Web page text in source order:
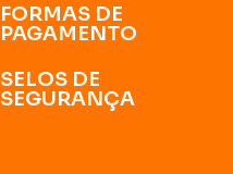
FORMAS DE
PAGAMENTO
SELOS DE
SEGURANÇA